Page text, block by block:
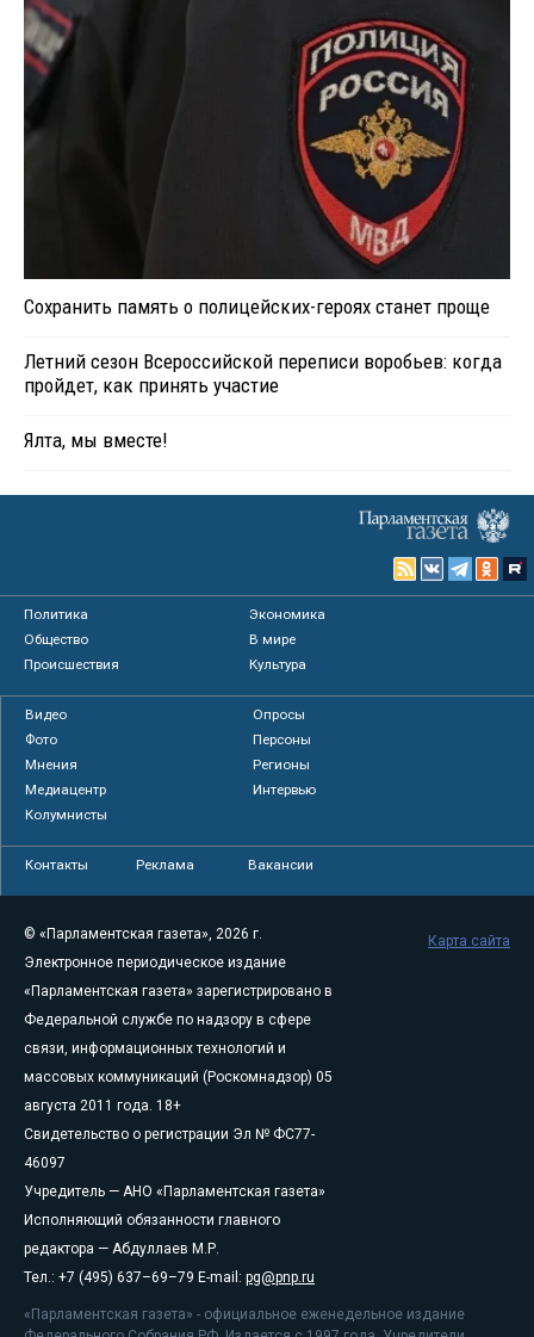
Сохранить память о полицейских-героях станет проще
Летний сезон Всероссийской переписи воробьев: когда
пройдет, как принять участие
Ялта, мы вместе!
Политика
Экономика
Общество
В мире
Происшествия
Культура
Видео
Опросы
Фото
Персоны
Мнения
Регионы
Медиацентр
Интервью
Колумнисты
Контакты Реклама Вакансии
© «Парламентская газета», 2026 г.
Электронное периодическое издание
«Парламентская газета» зарегистрировано в
Федеральной службе по надзору в сфере
связи, информационных технологий и
массовых коммуникаций (Роскомнадзор) 05
августа 2011 года. 18+
Свидетельство о регистрации Эл № ФС77-
46097
Учредитель — АНО «Парламентская газета»
Исполняющий обязанности главного
редактора — Абдуллаев М.Р.
Тел.: +7 (495) 637–69–79 E-mail: pg@pnp.ru
«Парламентская газета» - официальное еженедельное издание
Карта сайта